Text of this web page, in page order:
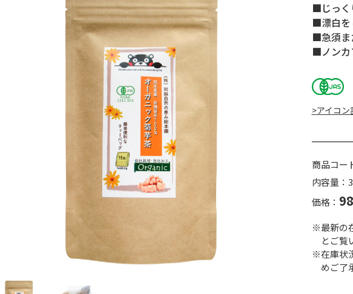
■じっく
■漂白を
■急須ま
■ノンカ
>アイコ
商品コー
内容量
価格：
※最新の
とご覧
※在庫状
めご了